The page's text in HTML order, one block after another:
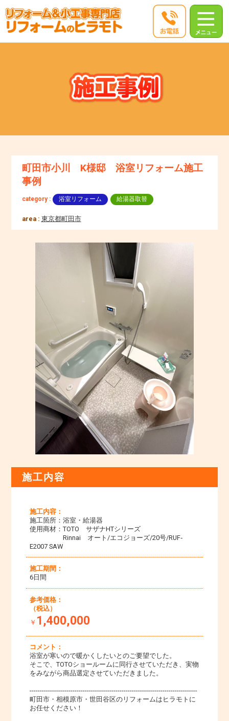
町田市小川 K様邸 浴室リフォーム施工
事例
category : 浴室リフォーム 給湯器取替
area : 東京都町田市
施工内容
施工内容：
施工箇所：浴室・給湯器
使用商材：TOTO サザナHTシリーズ
Rinnai オート/エコジョーズ/20号/RUF‐
E2007 SAW
施工期間：
6日間
参考価格：
（税込）
￥ 1,400,000
コメント：
浴室が寒いので暖かくしたいとのご要望でした。
そこで、TOTOショールームに同行させていただき、実物
をみながら商品選定させていただきました。
----------------------------------------------------------------------------------
町田市・相模原市・世田谷区のリフォームはヒラモトに
お任せください！